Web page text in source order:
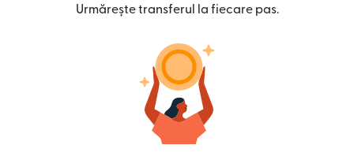
Urmărește transferul la fiecare pas.